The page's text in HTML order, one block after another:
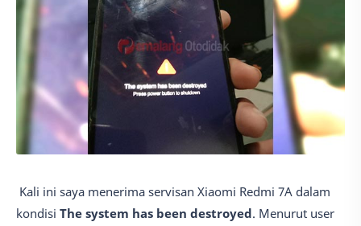
Kali ini saya menerima servisan Xiaomi Redmi 7A dalam
kondisi The system has been destroyed. Menurut user